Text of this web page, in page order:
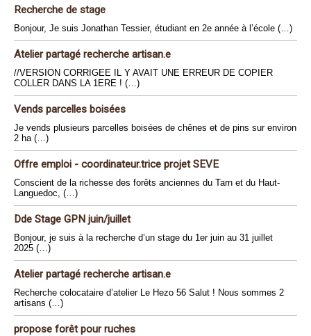
Recherche de stage
Bonjour, Je suis Jonathan Tessier, étudiant en 2e année à l’école (…)
Atelier partagé recherche artisan.e
//VERSION CORRIGEE IL Y AVAIT UNE ERREUR DE COPIER
COLLER DANS LA 1ERE ! (…)
Vends parcelles boisées
Je vends plusieurs parcelles boisées de chênes et de pins sur environ
2 ha (…)
Offre emploi - coordinateur.trice projet SEVE
Conscient de la richesse des forêts anciennes du Tarn et du Haut-
Languedoc, (…)
Dde Stage GPN juin/juillet
Bonjour, je suis à la recherche d’un stage du 1er juin au 31 juillet
2025 (…)
Atelier partagé recherche artisan.e
Recherche colocataire d’atelier Le Hezo 56 Salut ! Nous sommes 2
artisans (…)
propose forêt pour ruches